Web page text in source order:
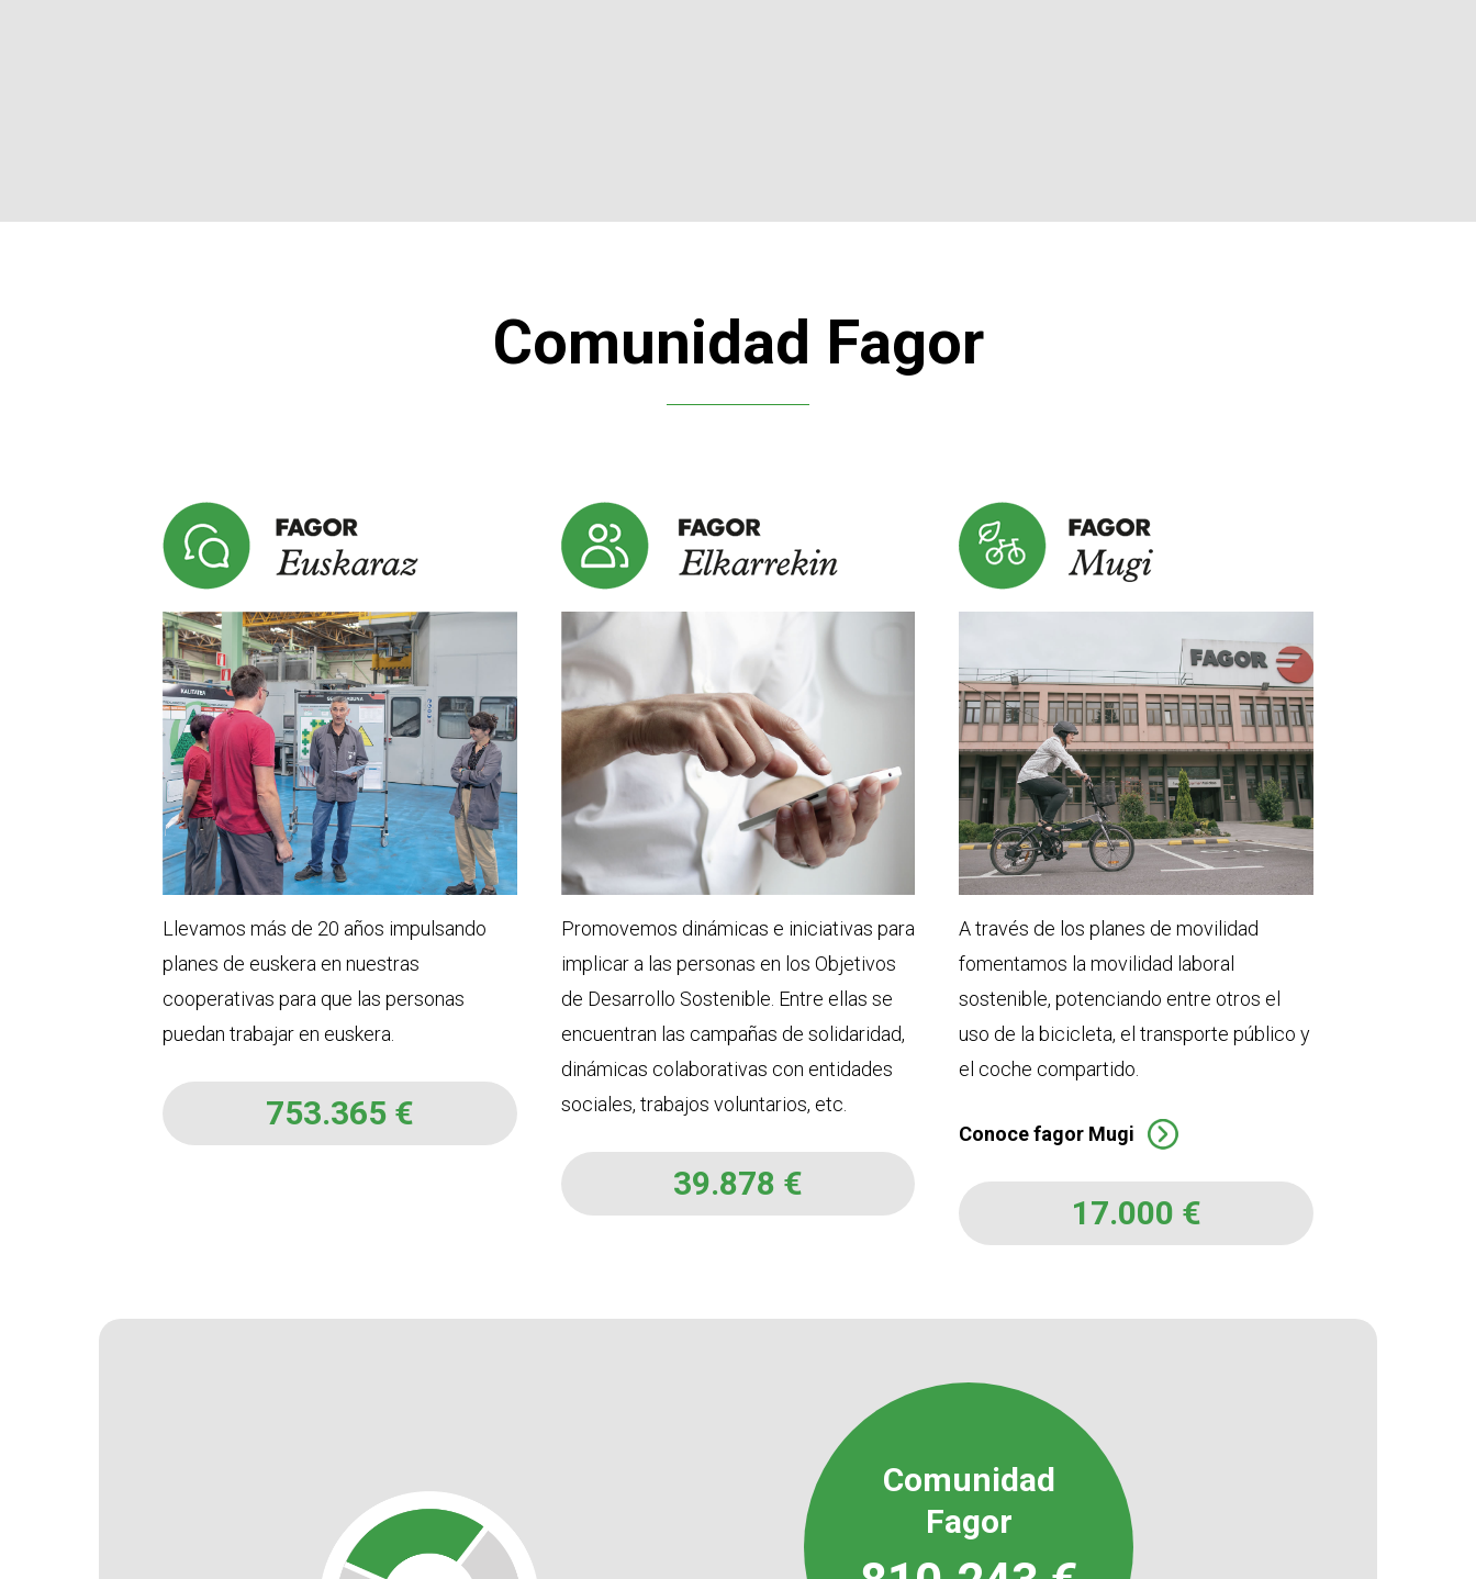
Comunidad Fagor
Llevamos más de 20 años impulsando
planes de euskera en nuestras
cooperativas para que las personas
puedan trabajar en euskera.
753.365 €
Promovemos dinámicas e iniciativas para
implicar a las personas en los Objetivos
de Desarrollo Sostenible. Entre ellas se
encuentran las campañas de solidaridad,
dinámicas colaborativas con entidades
sociales, trabajos voluntarios, etc.
39.878 €
A través de los planes de movilidad
fomentamos la movilidad laboral
sostenible, potenciando entre otros el
uso de la bicicleta, el transporte público y
el coche compartido.
Conoce fagor Mugi
17.000 €
Comunidad
Fagor